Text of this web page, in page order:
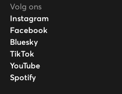
Volg ons
Instagram
Facebook
Bluesky
TikTok
YouTube
Spotify